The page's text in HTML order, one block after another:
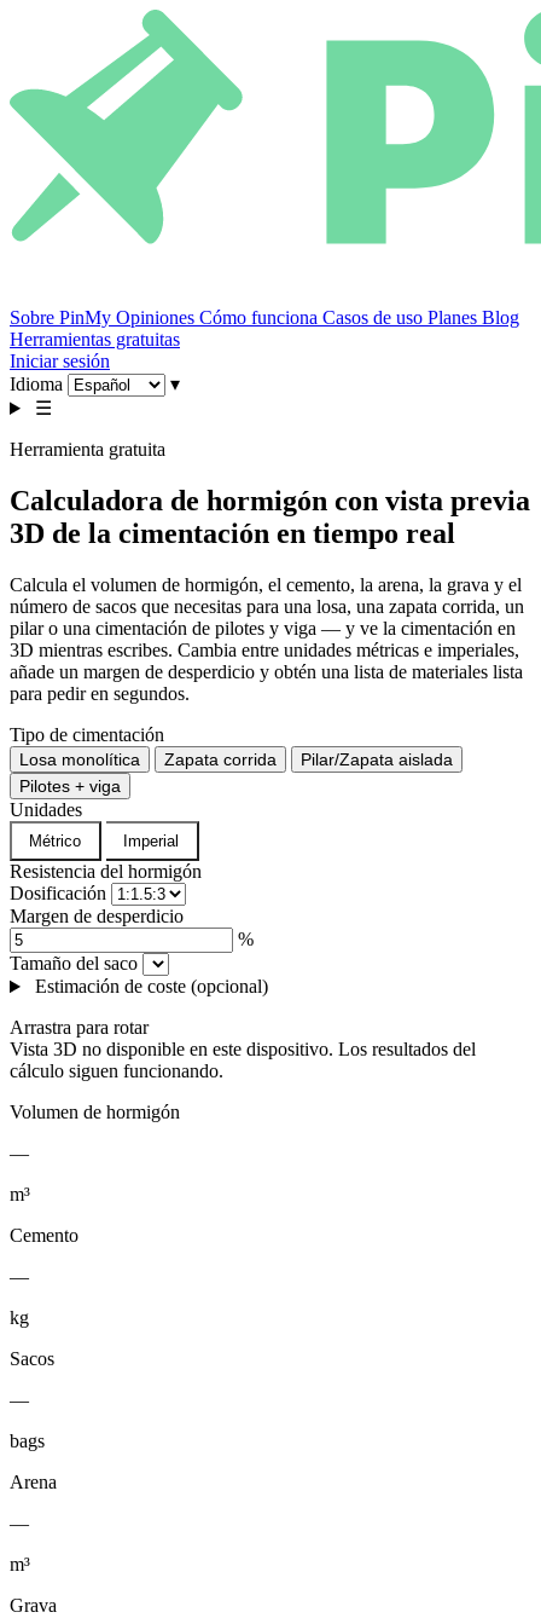
Sobre PinMy Opiniones Cómo funciona Casos de uso Planes Blog
Herramientas gratuitas
Iniciar sesión
Idioma
▾
☰
Herramienta gratuita
Calculadora de hormigón con vista previa
3D de la cimentación en tiempo real
Calcula el volumen de hormigón, el cemento, la arena, la grava y el
número de sacos que necesitas para una losa, una zapata corrida, un
pilar o una cimentación de pilotes y viga — y ve la cimentación en
3D mientras escribes. Cambia entre unidades métricas e imperiales,
añade un margen de desperdicio y obtén una lista de materiales lista
para pedir en segundos.
Tipo de cimentación
Losa monolítica Zapata corrida
Pilar/Zapata aislada
Pilotes + viga
Unidades
Métrico Imperial
Resistencia del hormigón
Dosificación
Margen de desperdicio
%
Tamaño del saco
Estimación de coste (opcional)
Arrastra para rotar
Vista 3D no disponible en este dispositivo. Los resultados del
cálculo siguen funcionando.
Volumen de hormigón
—
m³
Cemento
—
kg
Sacos
—
bags
Arena
—
m³
Grava